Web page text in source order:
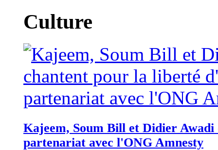
Culture
Kajeem, Soum Bill et Didier
partenariat avec l'ONG Amnesty